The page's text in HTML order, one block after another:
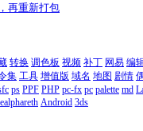
再重新打包
转换 调色板 视频 补丁 网易 编
集 工具 增值版 域名 地图 剧情
ps PPF PHP pc-fx pc palette md
Android 3ds